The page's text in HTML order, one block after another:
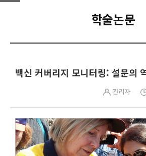
학술논문
백신 커버리지 모니터링: 설문의
관리자